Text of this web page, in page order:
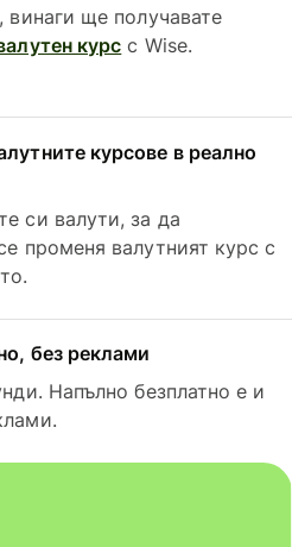
винаги ще получавате
курс с Wise.
курсове в реално
си валути, за да
променя валутният курс с
без реклами
Напълно безплатно е и